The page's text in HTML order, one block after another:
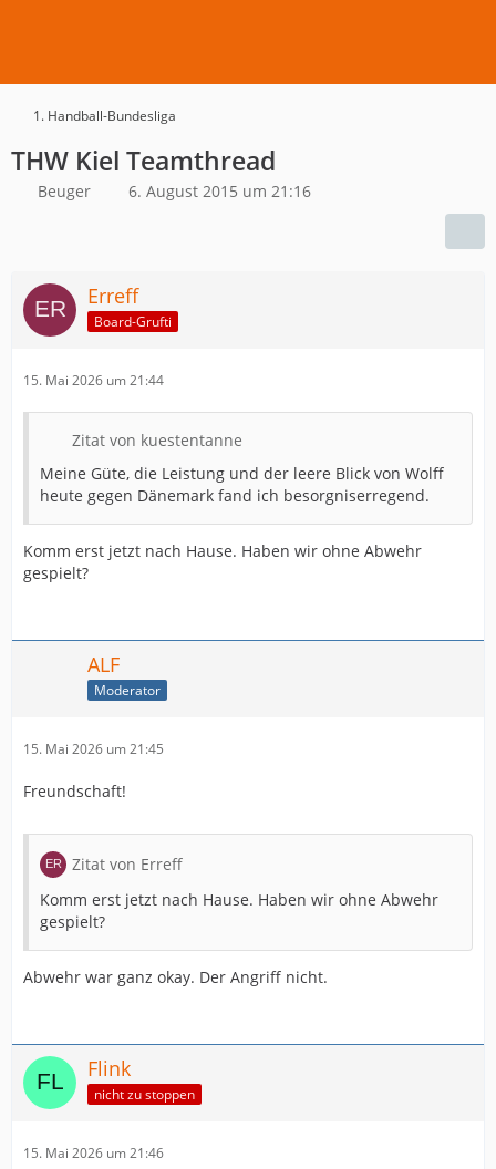
1. Handball-Bundesliga
THW Kiel Teamthread
Beuger 6. August 2015 um 21:16
Erreff
Board-Grufti
15. Mai 2026 um 21:44
Zitat von kuestentanne
Meine Güte, die Leistung und der leere Blick von Wolff
heute gegen Dänemark fand ich besorgniserregend.
Komm erst jetzt nach Hause. Haben wir ohne Abwehr
gespielt?
ALF
Moderator
15. Mai 2026 um 21:45
Freundschaft!
Zitat von Erreff
Komm erst jetzt nach Hause. Haben wir ohne Abwehr
gespielt?
Abwehr war ganz okay. Der Angriff nicht.
Flink
nicht zu stoppen
15. Mai 2026 um 21:46